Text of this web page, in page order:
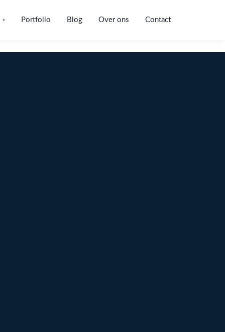
▾ Portfolio Blog Over ons Contact